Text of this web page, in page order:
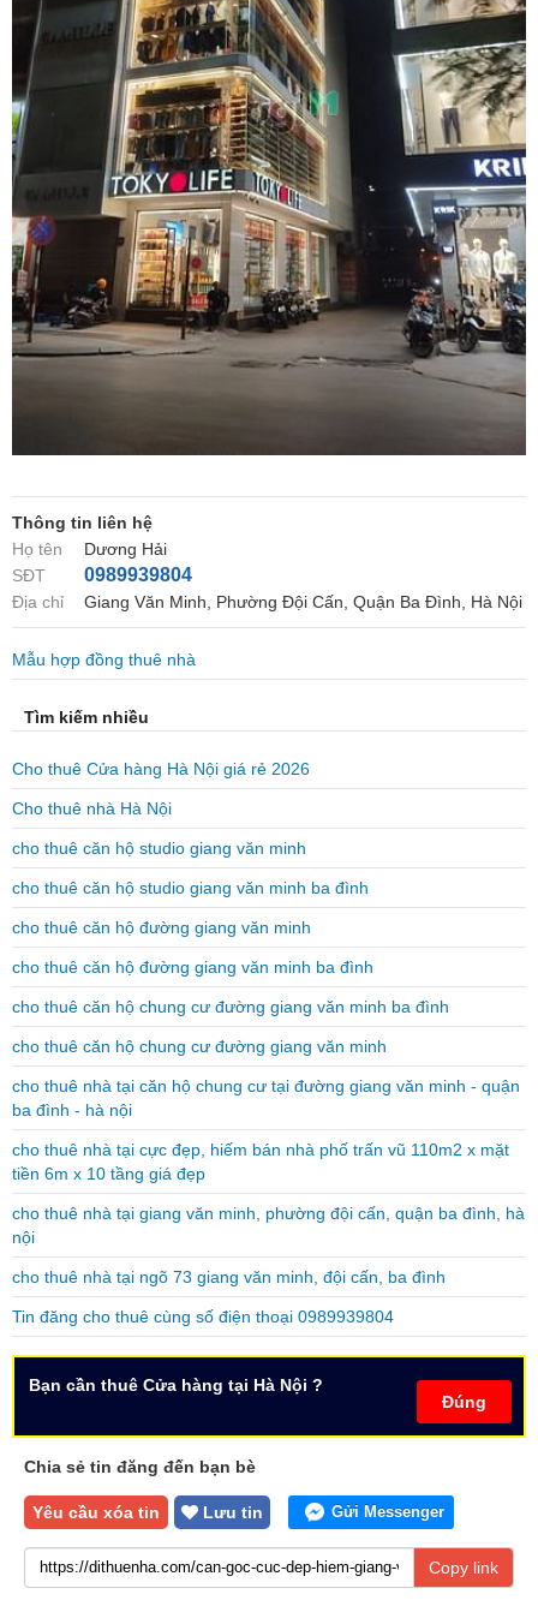
Thông tin liên hệ
Họ tên
Dương Hải
SĐT
0989939804
Địa chỉ Giang Văn Minh, Phường Đội Cấn, Quận Ba Đình, Hà Nội
Mẫu hợp đồng thuê nhà
Tìm kiếm nhiều
Cho thuê Cửa hàng Hà Nội giá rẻ 2026
Cho thuê nhà Hà Nội
cho thuê căn hộ studio giang văn minh
cho thuê căn hộ studio giang văn minh ba đình
cho thuê căn hộ đường giang văn minh
cho thuê căn hộ đường giang văn minh ba đình
cho thuê căn hộ chung cư đường giang văn minh ba đình
cho thuê căn hộ chung cư đường giang văn minh
cho thuê nhà tại căn hộ chung cư tại đường giang văn minh - quận
ba đình - hà nội
cho thuê nhà tại cực đẹp, hiếm bán nhà phố trấn vũ 110m2 x mặt
tiền 6m x 10 tầng giá đẹp
cho thuê nhà tại giang văn minh, phường đội cấn, quận ba đình, hà
nội
cho thuê nhà tại ngõ 73 giang văn minh, đội cấn, ba đình
Tin đăng cho thuê cùng số điện thoại 0989939804
Đúng
Bạn cần thuê Cửa hàng tại Hà Nội ?
Chia sẻ tin đăng đến bạn bè
Yêu cầu xóa tin Lưu tin Gửi Messenger
Copy link